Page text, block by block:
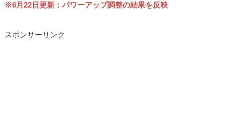
※6月22日更新：パワーアップ調整の結果を反映
スポンサーリンク